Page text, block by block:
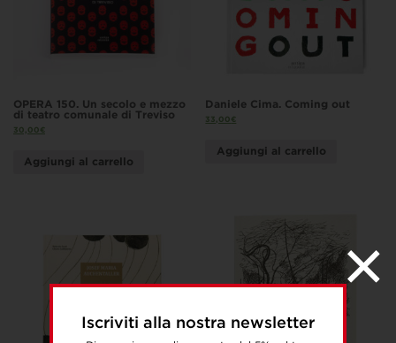
Iscriviti alla nostra newsletter
OPERA 150. Un secolo e mezzo
di teatro comunale di Treviso
30,00€
Aggiungi al carrello
Daniele Cima. Coming out
33,00€
Aggiungi al carrello